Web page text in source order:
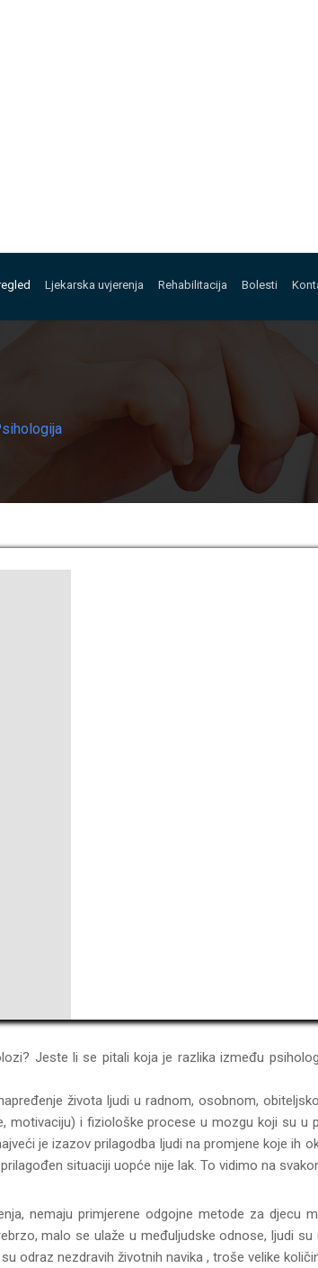
Ljekarska uvjerenja Rehabilitacija Bolesti
Jeste li se pitali koja je razlika između
života ljudi u radnom, osobnom,
motivaciju) i fiziološke procese u mozgu koji su
je izazov prilagodba ljudi na promjene koje ih
situaciji uopće nije lak. To vidimo na
nemaju primjerene odgojne metode za
malo se ulaže u međuljudske odnose, ljudi
odraz nezdravih životnih navika , troše velike